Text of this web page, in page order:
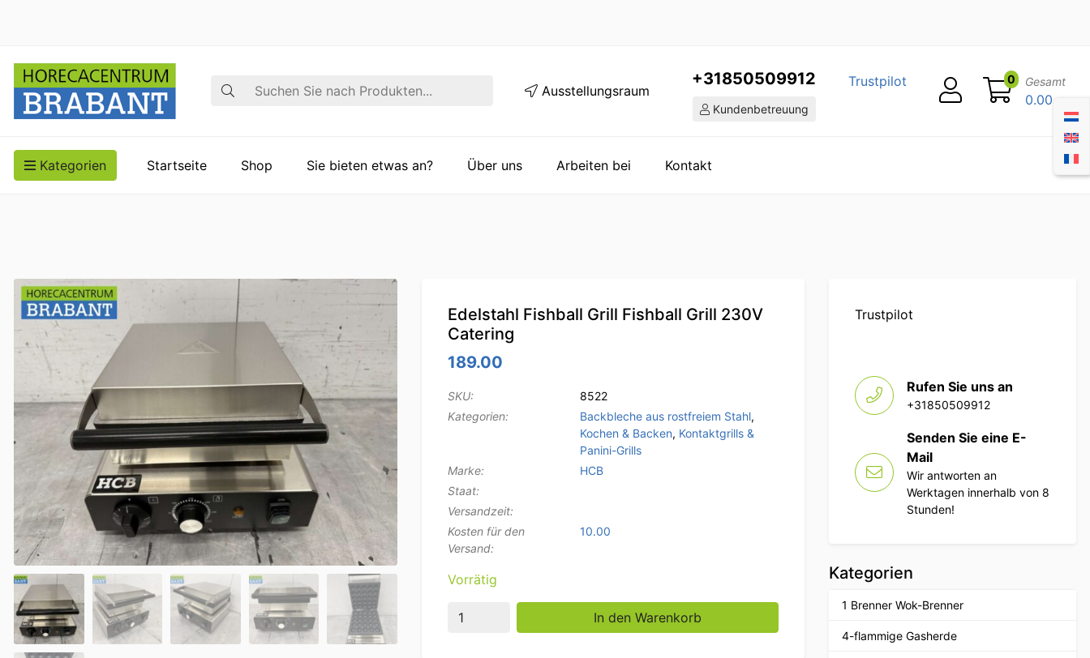
Suche Ausstellungsraum
+31850509912
Kundenbetreuung
Trustpilot 0 Gesamt
0.00
Kategorien Startseite Shop Sie bieten etwas an? Über uns Arbeiten bei Kontakt
Edelstahl Fishball Grill Fishball Grill 230V
Catering
189.00
SKU:
8522
Kategorien:
Backbleche aus rostfreiem Stahl,
Kochen & Backen, Kontaktgrills &
Panini-Grills
Marke:
HCB
Staat:
Versandzeit:
Kosten für den
Versand:
10.00
Vorrätig
Edelstahl Fishball Grill Fishball Grill 230V Catering Menge
In den Warenkorb
Trustpilot
Rufen Sie uns an
+31850509912
Senden Sie eine E-
Mail
Wir antworten an
Werktagen innerhalb von 8
Stunden!
Kategorien
1 Brenner Wok-Brenner
4-flammige Gasherde